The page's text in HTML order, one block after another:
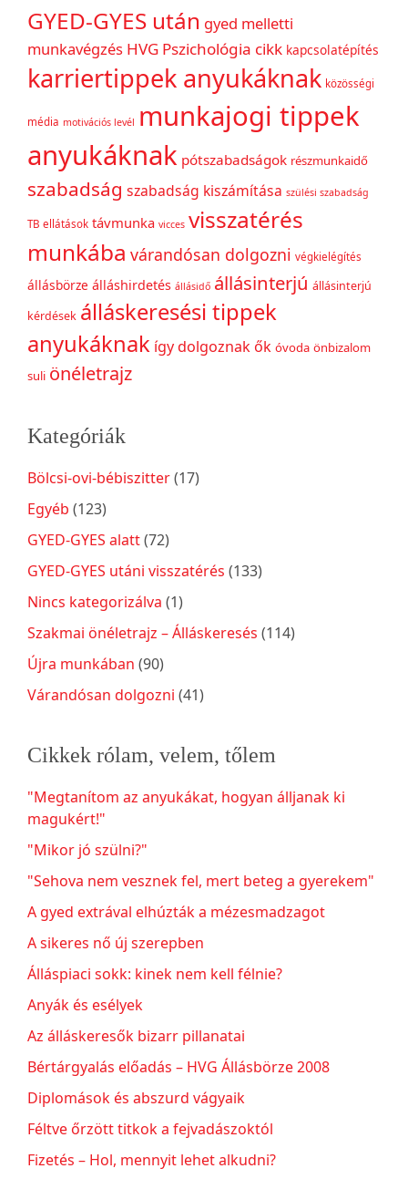
GYED-GYES után gyed melletti
munkavégzés HVG Pszichológia cikk kapcsolatépítés
karriertippek anyukáknak közösségi
média motivációs levél munkajogi tippek
anyukáknak pótszabadságok részmunkaidő
szabadság szabadság kiszámítása szülési szabadság
TB ellátások távmunka vicces visszatérés
munkába várandósan dolgozni végkielégítés
állásbörze álláshirdetés állásidő állásinterjú állásinterjú
kérdések álláskeresési tippek
anyukáknak így dolgoznak ők óvoda önbizalom
suli önéletrajz
Kategóriák
Bölcsi-ovi-bébiszitter(17)
Egyéb (123)
GYED-GYES alatt(72)
GYED-GYES utáni visszatérés (133)
Nincs kategorizálva (1)
Szakmai önéletrajz – Álláskeresés (114)
Újra munkában (90)
Várandósan dolgozni (41)
Cikkek rólam, velem, tőlem
"Megtanítom az anyukákat, hogyan álljanak ki
magukért!"
"Mikor jó szülni?"
"Sehova nem vesznek fel, mert beteg a gyerekem"
A gyed extrával elhúzták a mézesmadzagot
A sikeres nő új szerepben
Álláspiaci sokk: kinek nem kell félnie?
Anyák és esélyek
Az álláskeresők bizarr pillanatai
Bértárgyalás előadás – HVG Állásbörze 2008
Diplomások és abszurd vágyaik
Féltve őrzött titkok a fejvadászoktól
Fizetés – Hol, mennyit lehet alkudni?